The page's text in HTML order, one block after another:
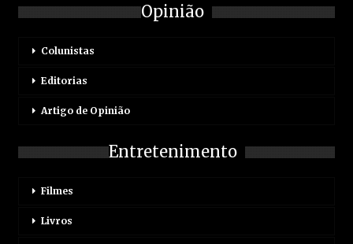
Opinião
Colunistas
Editorias
Artigo de Opinião
Entretenimento
Filmes
Livros